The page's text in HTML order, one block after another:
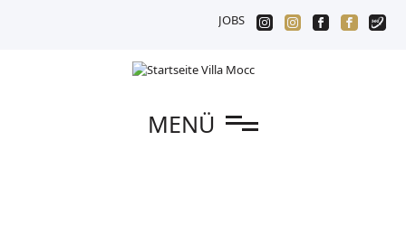
JOBS
MENÜ